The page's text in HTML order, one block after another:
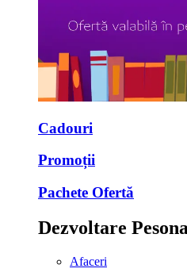
Cadouri
Promoții
Pachete Ofertă
Dezvoltare
Afaceri